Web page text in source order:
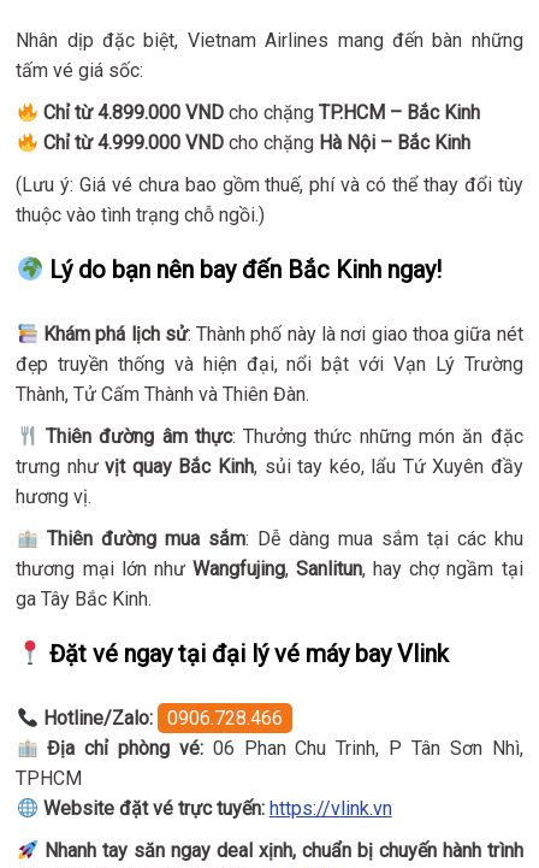
Nhân dịp đặc biệt, Vietnam Airlines mang đến bàn những
tấm vé giá sốc:
Chỉ từ 4.899.000 VNDcho chặng TP.HCM – Bắc Kinh
Chỉ từ 4.999.000 VNDcho chặng Hà Nội – Bắc Kinh
(Lưu ý: Giá vé chưa bao gồm thuế, phí và có thể thay đổi tùy
thuộc vào tình trạng chỗ ngồi.)
Lý do bạn nên bay đến Bắc Kinh ngay!
Khám phá lịch sử: Thành phố này là nơi giao thoa giữa nét
đẹp truyền thống và hiện đại, nổi bật với Vạn Lý Trường
Thành, Tử Cấm Thành và Thiên Đàn.
Thiên đường âm thực: Thưởng thức những món ăn đặc
trưng nhưvịt quay Bắc Kinh, sủi tay kéo, lẩu Tứ Xuyên đầy
hương vị.
Thiên đường mua sắm: Dễ dàng mua sắm tại các khu
thương mại lớn như Wangfujing,Sanlitun, hay chợ ngầm tại
ga Tây Bắc Kinh.
Đặt vé ngay tại đại lý vé máy bay Vlink
Hotline/Zalo:
0906.728.466
Địa chỉ phòng vé:06 Phan Chu Trinh, P Tân Sơn Nhì,
TPHCM
Website đặt vé trực tuyến: https://vlink.vn
Nhanh tay săn ngay deal xịnh, chuẩn bị chuyến hành trình